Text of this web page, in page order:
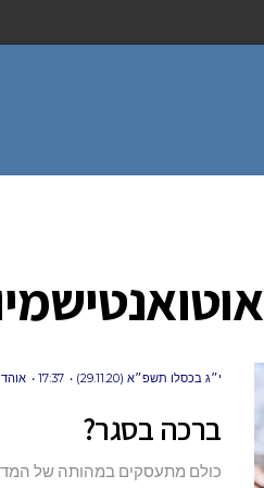
י״ג בכסלו תשפ״א (29.11.20) 17:37
ברכה בסגר?
כולם מתעסקים במהותה של